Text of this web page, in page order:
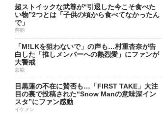
超ストイックな武尊が“引退した今こそ食べた
い物”2つとは「子供の頃から食べてなかったん
で」
芸能
「M!LKを狙わないで」の声も…村重杏奈が告
白した「推しメンバーへの熱烈愛」にファンが
大警戒
芸能
目黒蓮の不在に賛否も…「FIRST TAKE」大注
目の裏で投稿された“Snow Manの意味深イン
スタ”にファン感動
イケメン